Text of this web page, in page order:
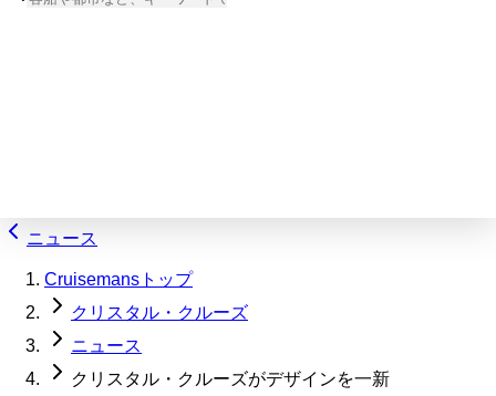
ニュース
Cruisemansトップ
クリスタル・クルーズ
ニュース
クリスタル・クルーズがデザインを一新